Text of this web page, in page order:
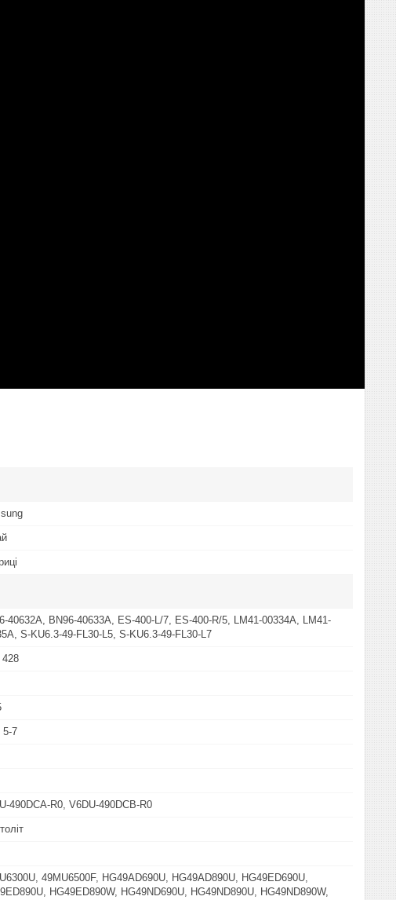
40632A, BN96-40633A, ES-400-L/7, ES-400-R/5, LM41-00334A, LM41-
S-KU6.3-49-FL30-L5, S-KU6.3-49-FL30-L7
428
5-7
490DCA-R0, V6DU-490DCB-R0
49MU6500F, HG49AD690U, HG49AD890U, HG49ED690U,
HG49ED890W, HG49ND690U, HG49ND890U, HG49ND890W,